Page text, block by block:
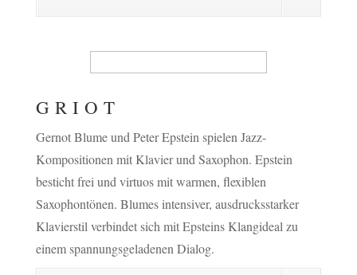
GRIOT
Gernot Blume und Peter Epstein spielen Jazz-
Kompositionen mit Klavier und Saxophon. Epstein
besticht frei und virtuos mit warmen, flexiblen
Saxophontönen. Blumes intensiver, ausdrucksstarker
Klavierstil verbindet sich mit Epsteins Klangideal zu
einem spannungsgeladenen Dialog.